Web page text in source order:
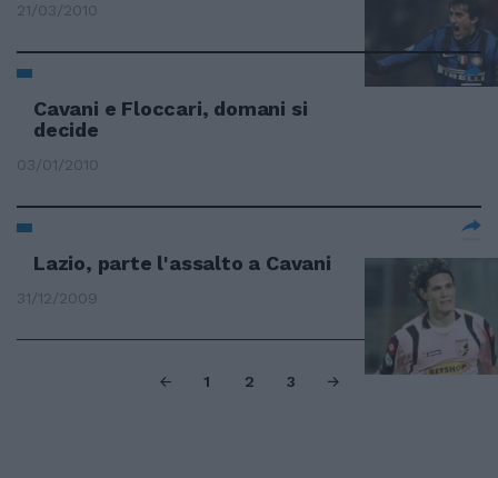
21/03/2010
Cavani e Floccari, domani si
decide
03/01/2010
Lazio, parte l'assalto a Cavani
31/12/2009
1 2 3